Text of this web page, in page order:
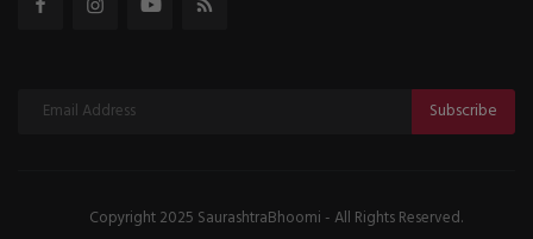
Subscribe
Copyright 2025 SaurashtraBhoomi - All Rights Reserved.